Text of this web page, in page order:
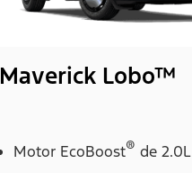
Maverick Lobo™
Motor EcoBoost® de 2.0L